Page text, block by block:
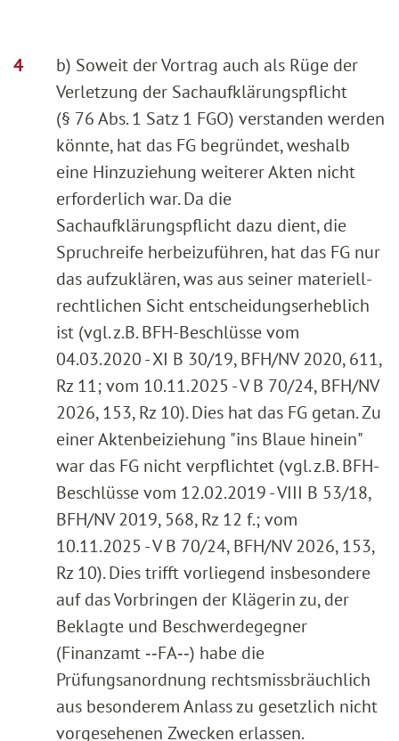
b) Soweit der Vortrag auch als Rüge der
Verletzung der Sachaufklärungspflicht
(§ 76 Abs. 1 Satz 1 FGO) verstanden werden
könnte, hat das FG begründet, weshalb
eine Hinzuziehung weiterer Akten nicht
erforderlich war. Da die
Sachaufklärungspflicht dazu dient, die
Spruchreife herbeizuführen, hat das FG nur
das aufzuklären, was aus seiner materiell-
rechtlichen Sicht entscheidungserheblich
ist (vgl. z.B. BFH-Beschlüsse vom
04.03.2020 - XI B 30/19, BFH/NV 2020, 611,
Rz 11; vom 10.11.2025 - V B 70/24, BFH/NV
2026, 153, Rz 10). Dies hat das FG getan. Zu
einer Aktenbeiziehung "ins Blaue hinein"
war das FG nicht verpflichtet (vgl. z.B. BFH-
Beschlüsse vom 12.02.2019 - VIII B 53/18,
BFH/NV 2019, 568, Rz 12 f.; vom
10.11.2025 - V B 70/24, BFH/NV 2026, 153,
Rz 10). Dies trifft vorliegend insbesondere
auf das Vorbringen der Klägerin zu, der
Beklagte und Beschwerdegegner
(Finanzamt ‑‑FA‑‑) habe die
Prüfungsanordnung rechtsmissbräuchlich
aus besonderem Anlass zu gesetzlich nicht
vorgesehenen Zwecken erlassen.